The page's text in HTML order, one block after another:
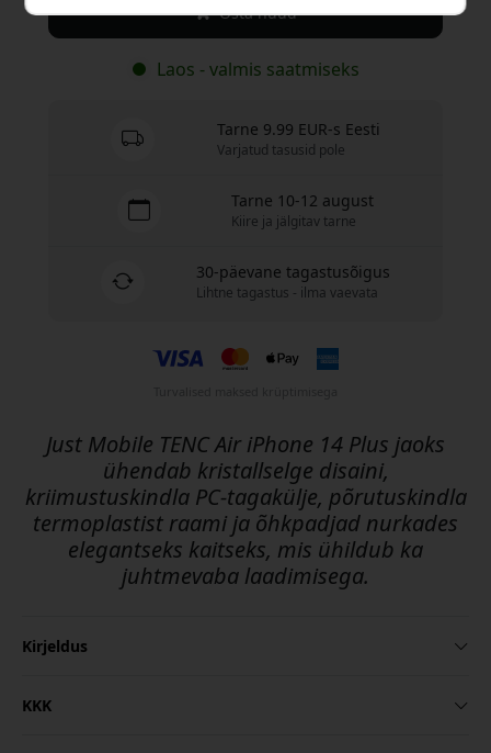
Osta nüüd
Laos - valmis saatmiseks
Tarne 9.99 EUR-s Eesti
Varjatud tasusid pole
Tarne 10-12 august
Kiire ja jälgitav tarne
30-päevane tagastusõigus
Lihtne tagastus - ilma vaevata
Just Mobile TENC Air iPhone 14 Plus jaoks
ühendab kristallselge disaini,
kriimustuskindla PC-tagakülje, põrutuskindla
termoplastist raami ja õhkpadjad nurkades
elegantseks kaitseks, mis ühildub ka
juhtmevaba laadimisega.
Kirjeldus
KKK